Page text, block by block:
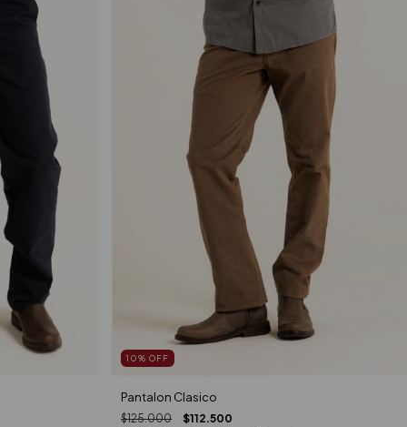
10%OFF
Pantalon Clasico
$125.000 $112.500